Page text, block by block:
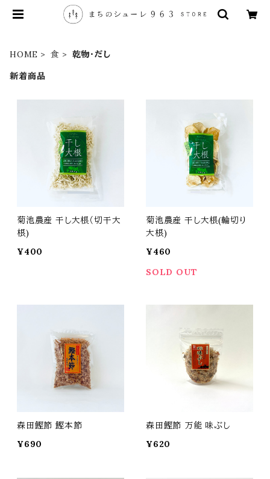
HOME 食
乾物・だし
新着商品
菊池農産 干し大根（切干大
根)
¥400
菊池農産 干し大根(輪切り
大根)
¥460
SOLD OUT
森田鰹節 鰹本節
¥690
森田鰹節 万能 味ぶし
¥620